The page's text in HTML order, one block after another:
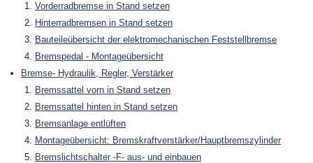
Vorderradbremse in Stand setzen
Hinterradbremsen in Stand setzen
Bauteileübersicht der elektromechanischen Feststellbremse
Bremspedal - Montageübersicht
Bremse- Hydraulik, Regler, Verstärker
Bremssattel vorn in Stand setzen
Bremssattel hinten in Stand setzen
Bremsanlage entlüften
Montageübersicht: Bremskraftverstärker/Hauptbremszylinder
Bremslichtschalter -F- aus- und einbauen